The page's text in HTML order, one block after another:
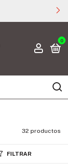
0
32 productos
FILTRAR